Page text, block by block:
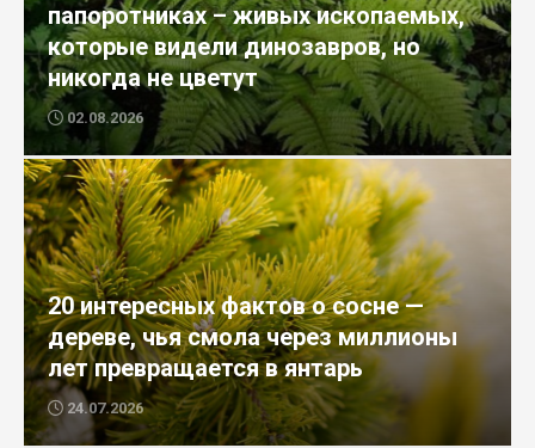
папоротниках – живых ископаемых,
которые видели динозавров, но
никогда не цветут
02.08.2026
20 интересных фактов о сосне —
дереве, чья смола через миллионы
лет превращается в янтарь
24.07.2026